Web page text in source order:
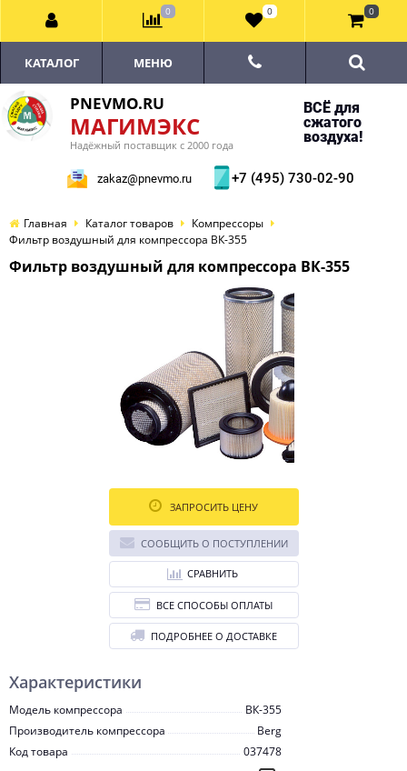
PNEVMO.RU
МАГИМЭКС
Надёжный поставщик с 2000 года
ВСЁ для
сжатого
воздуха!
zakaz@pnevmo.ru +7 (495) 730-02-90
КАТАЛОГ МЕНЮ
Главная Каталог товаров
Компрессоры
Фильтр воздушный для компрессора ВК-355
Фильтр воздушный для компрессора ВК-355
Характеристики
Модель компрессора
ВК-355
Производитель компрессора
Berg
Код товара
037478
ЗАПРОСИТЬ ЦЕНУ
СООБЩИТЬ О ПОСТУПЛЕНИИ
СРАВНИТЬ
ВСЕ СПОСОБЫ ОПЛАТЫ
ПОДРОБНЕЕ О ДОСТАВКЕ
0 0 0